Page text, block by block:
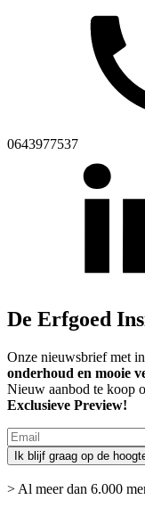
0643977537
De Erfgoed
Onze nieuwsbrief met
onderhoud en mooie
Nieuw aanbod te koop
Exclusieve Preview!
> Al meer dan 6.000